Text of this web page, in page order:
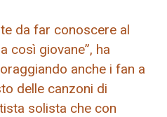
da far conoscere al
così giovane”, ha
anche i fan a
delle canzoni di
solista che con